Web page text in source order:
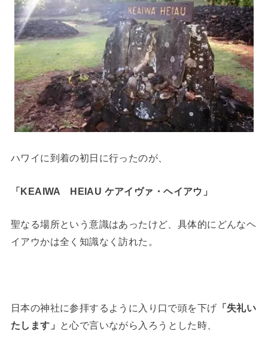
ハワイに到着の初日に行ったのが、
「KEAIWA HEIAU ケアイヴァ・ヘイアウ」
聖なる場所という意識はあったけど、具体的にどんなヘ
イアウかは全く知識なく訪れた。
日本の神社に参拝するように入り口で頭を下げ 「失礼い
たします」
と心で言いながら入ろうとした時、